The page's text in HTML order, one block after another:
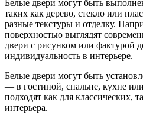
Белые двери могут быть
таких как дерево, стекло или
разные текстуры и отделку.
поверхностью выглядят
двери с рисунком или фактурой
индивидуальность в интерьере.
Белые двери могут быть
— в гостиной, спальне, кухне
подходят как для классических,
интерьера.